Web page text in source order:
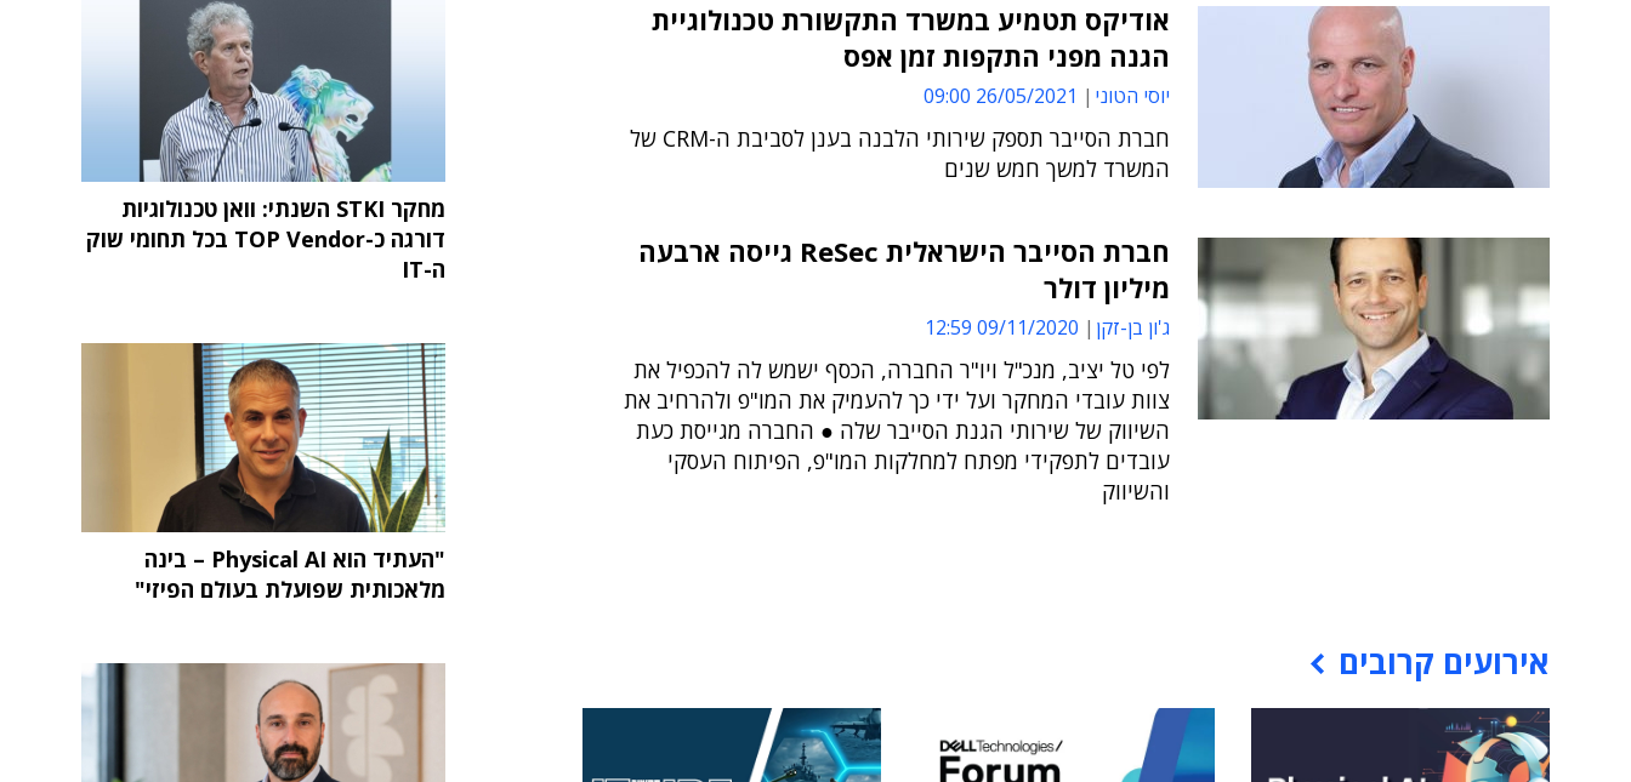
אודיקס תטמיע במשרד התקשורת טכנולוגיית
הגנה מפני התקפות זמן אפס
יוסי הטוני 26/05/2021 09:00
חברת הסייבר תספק שירותי הלבנה בענן לסביבת ה-CRM של
המשרד למשך חמש שנים
חברת הסייבר הישראלית ReSec גייסה ארבעה
מיליון דולר
ג'ון בן-זקן 09/11/2020 12:59
לפי טל יציב, מנכ"ל ויו"ר החברה, הכסף ישמש לה להכפיל את
צוות עובדי המחקר ועל ידי כך להעמיק את המו"פ ולהרחיב את
השיווק של שירותי הגנת הסייבר שלה ● החברה מגייסת כעת
עובדים לתפקידי מפתח למחלקות המו"פ, הפיתוח העסקי
והשיווק
אירועים קרובים
מחקר STKI השנתי: וואן טכנולוגיות
דורגה כ-TOP Vendor בכל תחומי שוק
ה-IT
"העתיד הוא Physical AI – בינה
מלאכותית שפועלת בעולם הפיזי"